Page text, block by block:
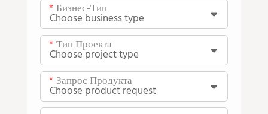
Бизнес-Тип
Тип Проекта
Запрос Продукта